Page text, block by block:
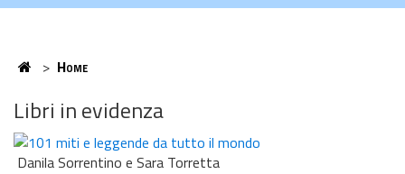
Home
> Home
Libri in evidenza
Danila Sorrentino e Sara Torretta